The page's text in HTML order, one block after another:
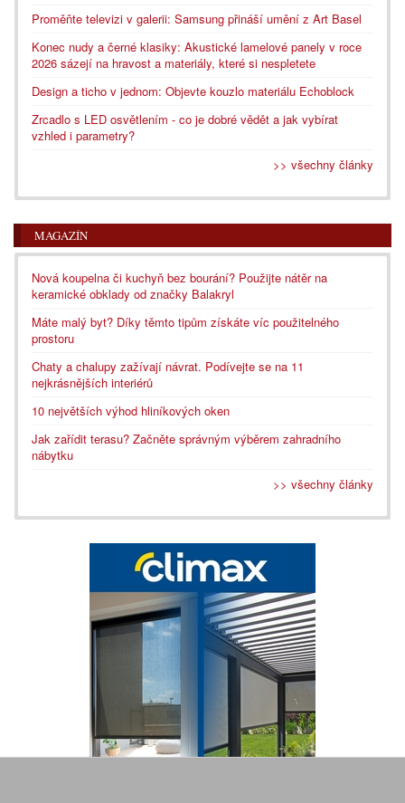
Proměňte televizi v galerii: Samsung přináší umění z Art Basel
Konec nudy a černé klasiky: Akustické lamelové panely v roce
2026 sázejí na hravost a materiály, které si nespletete
Design a ticho v jednom: Objevte kouzlo materiálu Echoblock
Zrcadlo s LED osvětlením - co je dobré vědět a jak vybírat
vzhled i parametry?
>> všechny články
MAGAZÍN
Nová koupelna či kuchyň bez bourání? Použijte nátěr na
keramické obklady od značky Balakryl
Máte malý byt? Díky těmto tipům získáte víc použitelného
prostoru
Chaty a chalupy zažívají návrat. Podívejte se na 11
nejkrásnějších interiérů
10 největších výhod hliníkových oken
Jak zařídit terasu? Začněte správným výběrem zahradního
nábytku
>> všechny články